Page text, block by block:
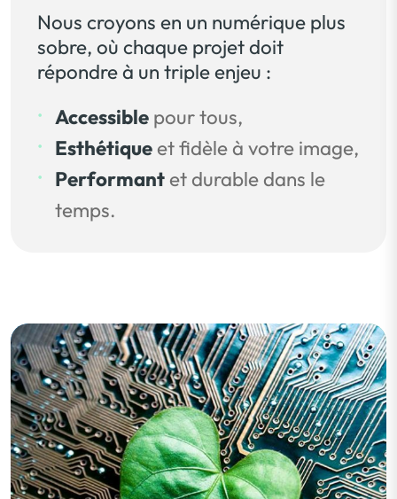
Nous croyons en un numérique plus
sobre, où chaque projet doit
répondre à un triple enjeu :
Accessible pour tous,
Esthétiqueet fidèle à votre image,
Performantet durable dans le
temps.